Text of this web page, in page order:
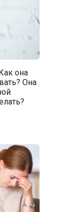
она
Она